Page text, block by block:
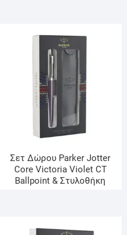
Σετ Δώρου Parker Jotter
Core Victoria Violet CT
Ballpoint & Στυλοθήκη